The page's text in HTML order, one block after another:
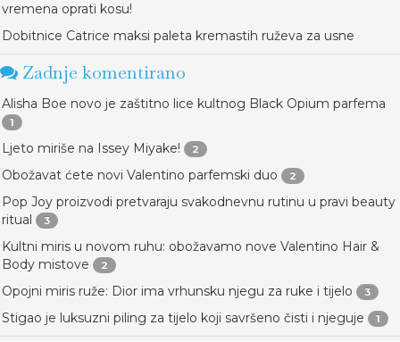
vremena oprati kosu!
Dobitnice Catrice maksi paleta kremastih ruževa za usne
Zadnje komentirano
Alisha Boe novo je zaštitno lice kultnog Black Opium parfema
1
Ljeto miriše na Issey Miyake! 2
Obožavat ćete novi Valentino parfemski duo 2
Pop Joy proizvodi pretvaraju svakodnevnu rutinu u pravi beauty
ritual
3
Kultni miris u novom ruhu: obožavamo nove Valentino Hair &
Body mistove
2
Opojni miris ruže: Dior ima vrhunsku njegu za ruke i tijelo 3
Stigao je luksuzni piling za tijelo koji savršeno čisti i njeguje 1